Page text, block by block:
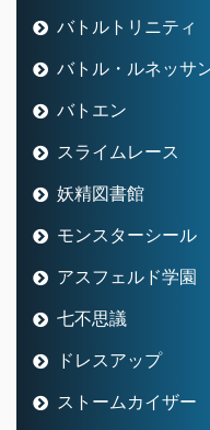
バトルトリニティ
バトル・ルネッサ
バトエン
スライムレース
妖精図書館
モンスターシール
アスフェルド学園
七不思議
ドレスアップ
ストームカイザー